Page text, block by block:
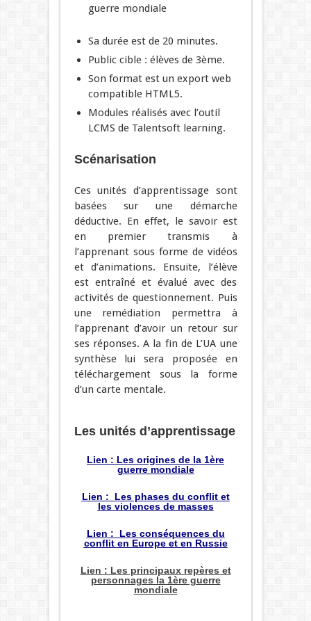
guerre mondiale
Sa durée est de 20 minutes.
Public cible : élèves de 3ème.
Son format est un export web
compatible HTML5.
Modules réalisés avec l’outil
LCMS de Talentsoft learning.
Scénarisation
Ces unités d’apprentissage sont
basées sur une démarche
déductive. En effet, le savoir est
en premier transmis à
l’apprenant sous forme de vidéos
et d’animations. Ensuite, l’élève
est entraîné et évalué avec des
activités de questionnement. Puis
une remédiation permettra à
l’apprenant d’avoir un retour sur
ses réponses. A la fin de L’UA une
synthèse lui sera proposée en
téléchargement sous la forme
d’un carte mentale.
Les unités d’apprentissage
Lien : Les origines de la 1ère
guerre mondiale
Lien : Les phases du conflit et
les violences de masses
Lien : Les conséquences du
conflit en Europe et en Russie
Lien : Les principaux repères et
personnages la 1ère guerre
mondiale